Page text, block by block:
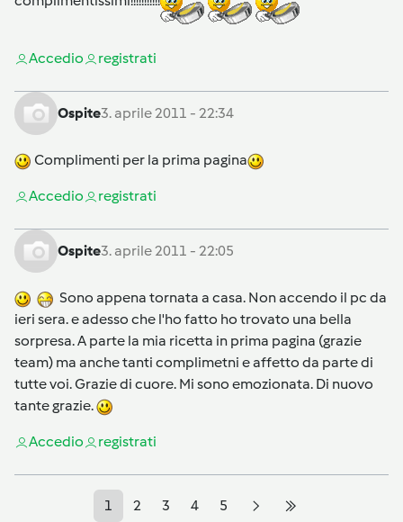
Accedio registrati
Ospite3. aprile 2011 - 22:34
Complimenti per la prima pagina
Accedio registrati
Ospite3. aprile 2011 - 22:05
Sono appena tornata a casa. Non accendo il pc da
ieri sera. e adesso che l'ho fatto ho trovato una bella
sorpresa. A parte la mia ricetta in prima pagina (grazie
team) ma anche tanti complimetni e affetto da parte di
tutte voi. Grazie di cuore. Mi sono emozionata. Di nuovo
tante grazie.
Accedio registrati
1 2 3 4 5